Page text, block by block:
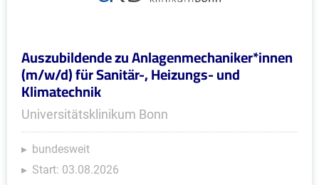
Auszubildende zu Anlagenmechaniker*innen
(m/w/d) für Sanitär-, Heizungs- und
Klimatechnik
Universitätsklinikum Bonn
bundesweit
Start: 03.08.2026